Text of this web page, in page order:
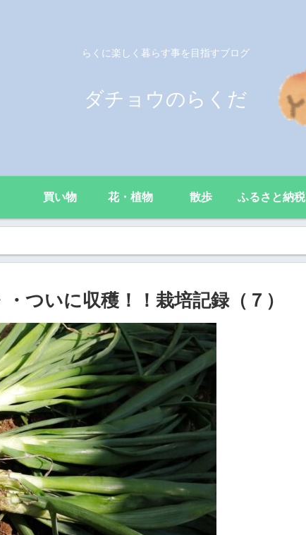
らくに楽しく暮らす事を目指すブログ
ダチョウのらくだ
買い物 花・植物 散歩 ふるさと納税
ついに収穫！！栽培記録（７）